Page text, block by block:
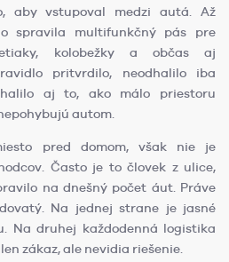
aby vstupoval medzi autá. Až
spravila multifunkčný pás pre
kolobežky a občas aj
pritvrdilo, neodhalilo iba
aj to, ako málo priestoru
autom.
pred domom, však nie je
Často je to človek z ulice,
na dnešný počet áut. Práve
Na jednej strane je jasné
Na druhej každodenná logistika
zákaz, ale nevidia riešenie.